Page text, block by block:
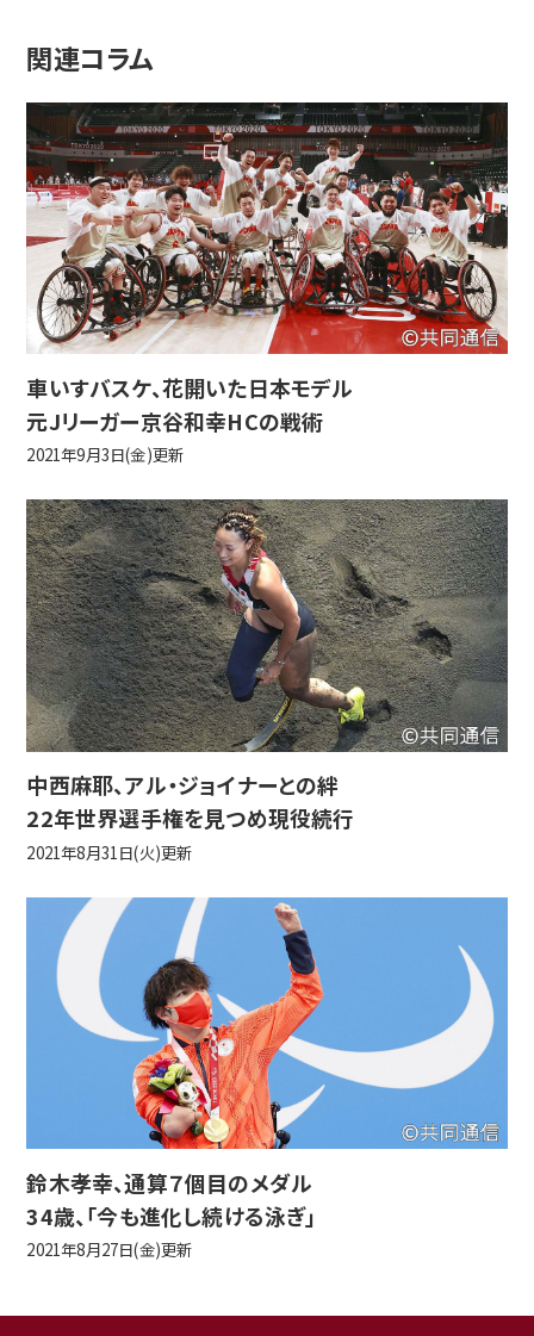
関連コラム
車いすバスケ、花開いた日本モデル
元Jリーガー京谷和幸HCの戦術
2021年9月3日(金)更新
中西麻耶、アル・ジョイナーとの絆
22年世界選手権を見つめ現役続行
2021年8月31日(火)更新
鈴木孝幸、通算７個目のメダル
34歳、「今も進化し続ける泳ぎ」
2021年8月27日(金)更新